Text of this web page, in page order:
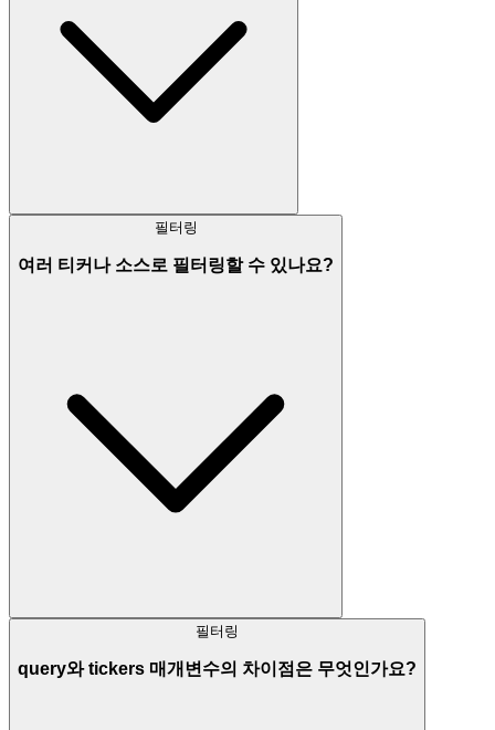
필터링
여러 티커나 소스로 필터링할 수 있나요?
필터링
query와 tickers 매개변수의 차이점은 무엇인가요?